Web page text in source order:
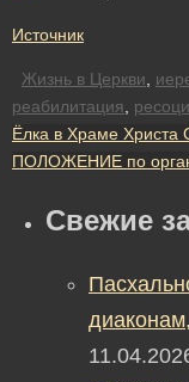
Источник
Жизнь в Церкви
реабилитация
Ёлка в Храме Христа
ПОЛОЖЕНИЕ по
Свежие